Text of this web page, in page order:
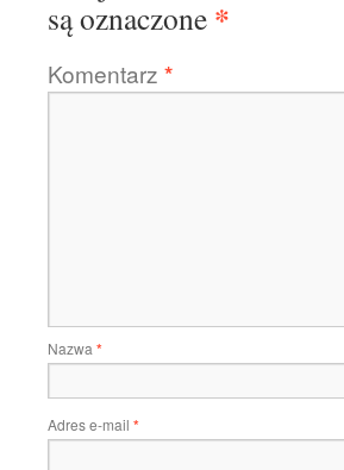
są oznaczone *
Komentarz *
Nazwa *
Adres e-mail *